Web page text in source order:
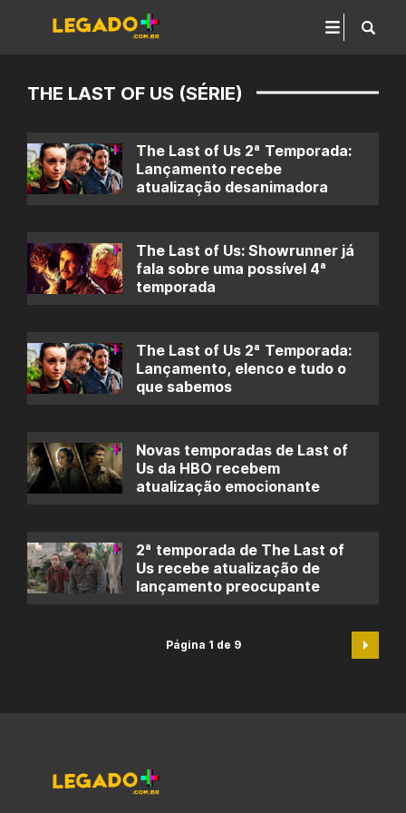
THE LAST OF US (SÉRIE)
The Last of Us 2ª Temporada:
Lançamento recebe
atualização desanimadora
The Last of Us: Showrunner já
fala sobre uma possível 4ª
temporada
The Last of Us 2ª Temporada:
Lançamento, elenco e tudo o
que sabemos
Novas temporadas de Last of
Us da HBO recebem
atualização emocionante
2ª temporada de The Last of
Us recebe atualização de
lançamento preocupante
Página 1 de 9